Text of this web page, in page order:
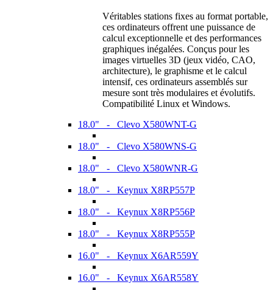
Véritables stations fixes au format portable,
ces ordinateurs offrent une puissance de
calcul exceptionnelle et des performances
graphiques inégalées. Conçus pour les
images virtuelles 3D (jeux vidéo, CAO,
architecture), le graphisme et le calcul
intensif, ces ordinateurs assemblés sur
mesure sont très modulaires et évolutifs.
Compatibilité Linux et Windows.
18.0" - Clevo X580WNT-G
18.0" - Clevo X580WNS-G
18.0" - Clevo X580WNR-G
18.0" - Keynux X8RP557P
18.0" - Keynux X8RP556P
18.0" - Keynux X8RP555P
16.0" - Keynux X6AR559Y
16.0" - Keynux X6AR558Y